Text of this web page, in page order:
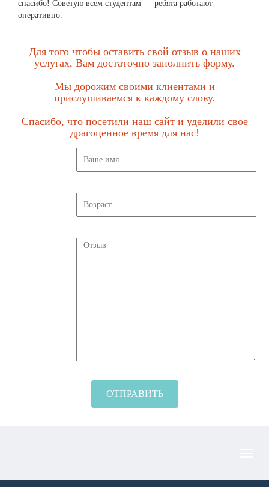
спасибо! Советую всем студентам — ребята работают
оперативно.
Для того чтобы оставить свой отзыв о наших
услугах, Вам достаточно заполнить форму.
Мы дорожим своими клиентами и
прислушиваемся к каждому слову.
Спасибо, что посетили наш сайт и уделили свое
драгоценное время для нас!